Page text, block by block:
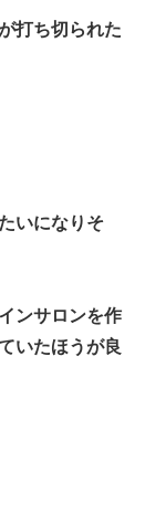
打ち切られた
いになりそ
ンサロンを作
いたほうが良